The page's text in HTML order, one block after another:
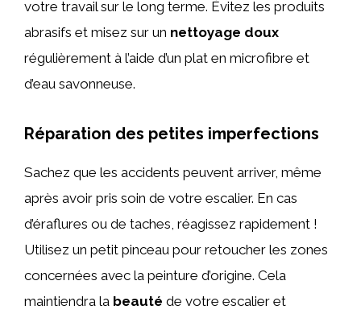
votre travail sur le long terme. Évitez les produits
abrasifs et misez sur un nettoyage doux
régulièrement à l’aide d’un plat en microfibre et
d’eau savonneuse.
Réparation des petites imperfections
Sachez que les accidents peuvent arriver, même
après avoir pris soin de votre escalier. En cas
d’éraflures ou de taches, réagissez rapidement !
Utilisez un petit pinceau pour retoucher les zones
concernées avec la peinture d’origine. Cela
maintiendra la beauté de votre escalier et